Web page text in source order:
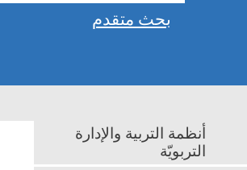
بحث متقدم
أنظمة التربية والإدارة
التربويّة